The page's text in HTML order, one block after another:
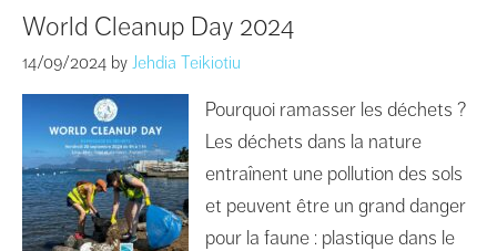
World Cleanup Day 2024
14/09/2024 by Jehdia Teikiotiu
Pourquoi ramasser les déchets ?
Les déchets dans la nature
entraînent une pollution des sols
et peuvent être un grand danger
pour la faune : plastique dans le